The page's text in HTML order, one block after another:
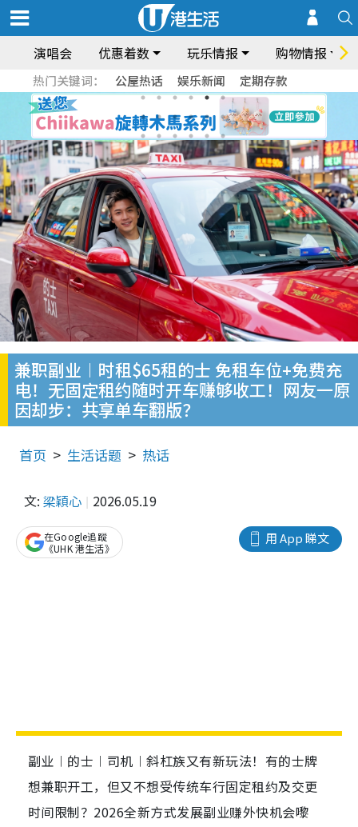
演唱会 优惠着数 玩乐情报 购物情报
热门关键词： 公屋热话 娱乐新闻 定期存款
兼职副业︱时租$65租的士 免租车位+免费充
电！无固定租约随时开车赚够收工！网友一原
因却步：共享单车翻版？
首页 生活话题 热话
文: 梁穎心 2026.05.19
用 App 睇文
在Google追蹤
《UHK 港生活》
副业︱的士︱司机︱斜杠族又有新玩法！有的士牌
想兼职开工，但又不想受传统车行固定租约及交更
时间限制？2026全新方式发展副业赚外快机会嚟